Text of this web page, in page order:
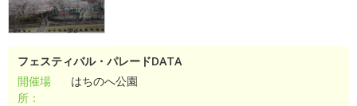
フェスティバル・パレードDATA
開催場
所：
はちのへ公園